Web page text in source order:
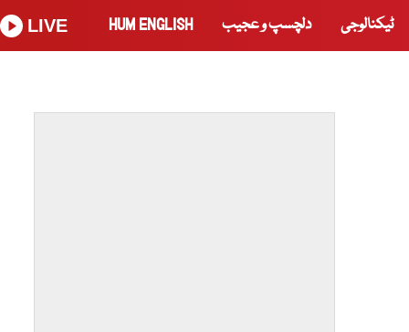
ٹیکنالوجی دلچسپ و عجیب HUM ENGLISH
LIVE